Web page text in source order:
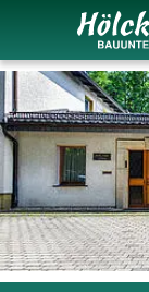
Springe direkt zu:
Hauptmenü
Inhalt
Pause